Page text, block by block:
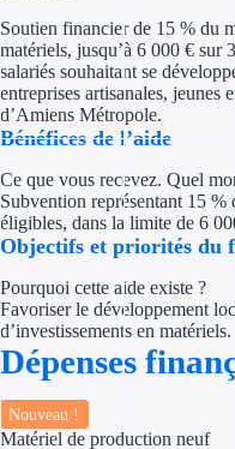
Soutien financier de 15 % du
matériels, jusqu’à 6 000 € sur
salariés souhaitant se
entreprises artisanales, jeunes
d’Amiens Métropole.
Bénéfices de l’aide
Ce que vous recevez. Quel
Subvention représentant 15
éligibles, dans la limite de 6
Objectifs et priorités du
Pourquoi cette aide existe ?
Favoriser le développement
d’investissements en matériels.
Dépenses
Nouveau !
Matériel de production neuf